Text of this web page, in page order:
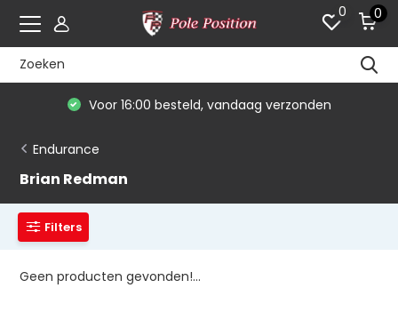
0 0
Voor 16:00 besteld, vandaag verzonden
Endurance
Brian Redman
Filters
Geen producten gevonden!...